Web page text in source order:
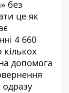
без
це як
4 660
допомога